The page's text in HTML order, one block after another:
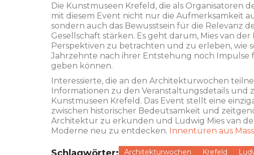
Die Kunstmuseen Krefeld, die als
mit diesem Event nicht nur die Aufmerksamkeit
sondern auch das Bewusstsein für die Relevanz
Gesellschaft stärken. Es geht darum, Mies van
Perspektiven zu betrachten und zu erleben, wie
Jahrzehnte nach ihrer Entstehung noch
geben können.
Interessierte, die an den Architekturwochen
Informationen zu den Veranstaltungsdetails und
Kunstmuseen Krefeld. Das Event stellt eine
zwischen historischer Bedeutsamkeit und
Architektur zu erkunden und Ludwig Mies van
Moderne neu zu entdecken. Innentüren aus
Architekturwochen Krefeld